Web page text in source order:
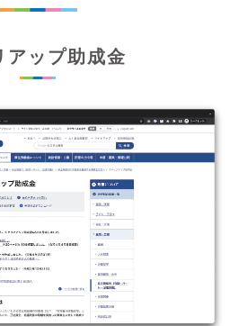
アップ助成金